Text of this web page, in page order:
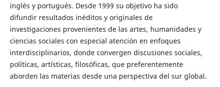
inglés y portugués. Desde 1999 su objetivo ha sido
difundir resultados inéditos y originales de
investigaciones provenientes de las artes, humanidades y
ciencias sociales con especial atención en enfoques
interdisciplinarios, donde convergen discusiones sociales,
políticas, artísticas, filosóficas, que preferentemente
aborden las materias desde una perspectiva del sur global.